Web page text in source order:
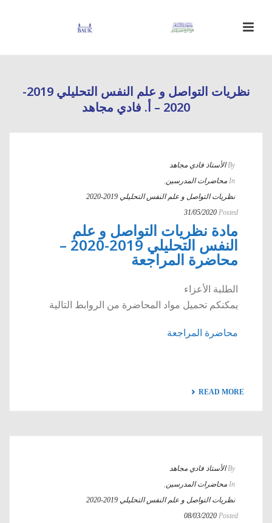
نظريات التواصل و علم النفس التحليلي 2019-
2020 – أ. فادي مجاهد
By الأستاذ فادي مجاهد
In محاضرات المدرسين,
نظريات التواصل و علم النفس التحليلي 2019-2020
Posted
31/05/2020
مادة نظريات التواصل و علم
النفس التحليلي 2019-2020 –
محاضرة المراجعة
الطلبة الأعزاء
يمكنكم تحميل مواد المحاضرة من الروابط التالية
محاضرة المراجعة
READ MORE
By الأستاذ فادي مجاهد
In محاضرات المدرسين,
نظريات التواصل و علم النفس التحليلي 2019-2020
Posted
08/03/2020